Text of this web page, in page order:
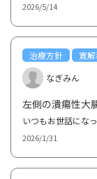
2026/5/14
治療方針 寛
なぎみん
左側の潰瘍性大
2026/1/31